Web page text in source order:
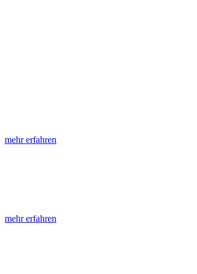
mehr erfahren
mehr erfahren